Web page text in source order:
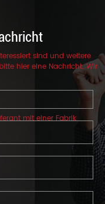
sind und weitere
hier eine Nachricht. Wir
antworten.
mit einer Fabrik